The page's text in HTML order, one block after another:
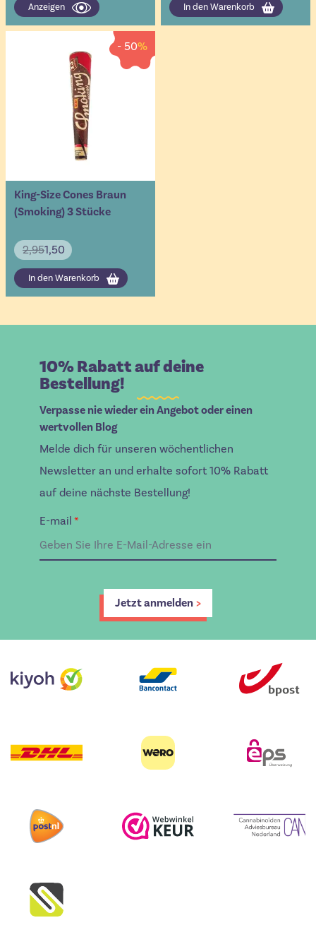
Anzeigen In den Warenkorb
- 50%
King-Size Cones Braun
(Smoking) 3 Stücke
1,50
2,95
In den Warenkorb
10% Rabatt auf deine
Bestellung!
Verpasse nie wieder ein Angebot oder einen
wertvollen Blog
Melde dich für unseren wöchentlichen
Newsletter an und erhalte sofort 10% Rabatt
auf deine nächste Bestellung!
E-mail *
Jetzt anmelden >